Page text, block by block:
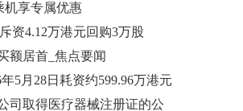
机享专属优惠
资4.12万港元回购3万股
额居首_焦点要闻
5月28日耗资约599.96万港元
司取得医疗器械注册证的公